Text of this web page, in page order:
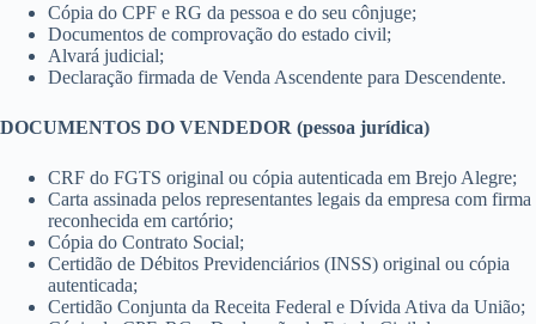
Cópia do CPF e RG da pessoa e do seu cônjuge;
Documentos de comprovação do estado civil;
Alvará judicial;
Declaração firmada de Venda Ascendente para Descendente.
DOCUMENTOS DO VENDEDOR (pessoa jurídica)
CRF do FGTS original ou cópia autenticada em Brejo Alegre;
Carta assinada pelos representantes legais da empresa com firma
reconhecida em cartório;
Cópia do Contrato Social;
Certidão de Débitos Previdenciários (INSS) original ou cópia
autenticada;
Certidão Conjunta da Receita Federal e Dívida Ativa da União;